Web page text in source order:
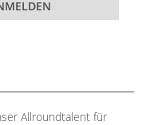
Allroundtalent für